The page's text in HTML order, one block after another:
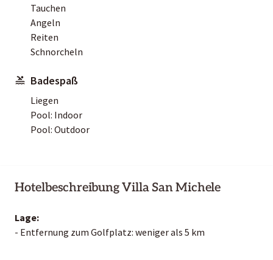
Tauchen
Angeln
Reiten
Schnorcheln
Badespaß
Liegen
Pool: Indoor
Pool: Outdoor
Hotelbeschreibung Villa San Michele
Lage:
- Entfernung zum Golfplatz: weniger als 5 km